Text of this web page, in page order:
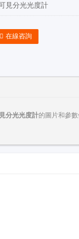
見分光光度計
在線咨詢
分光光度計的圖片和參